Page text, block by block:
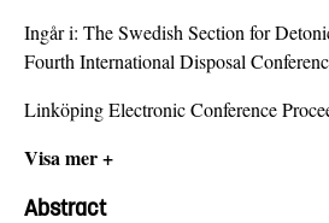
Ingår i: The Swedish Section for
Fourth International Disposal
Linköping Electronic Conference
Visa mer +
Abstract